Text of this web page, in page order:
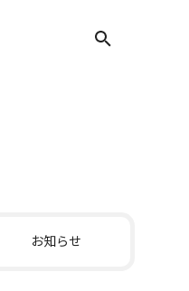
検索キーワード
お知らせ